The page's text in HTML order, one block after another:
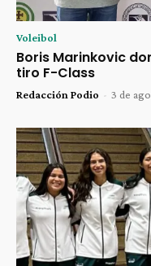
Voleibol
Boris Marinkovic
tiro F-Class
Redacción Podio - 3 de